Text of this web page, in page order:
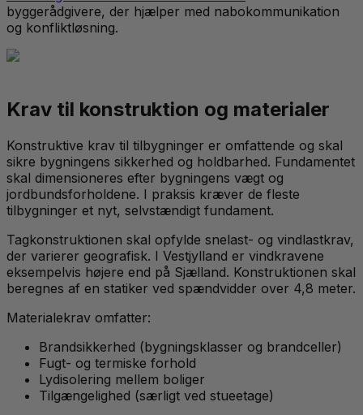
byggerådgivere, der hjælper med nabokommunikation
og konfliktløsning.
Krav til konstruktion og materialer
Konstruktive krav til tilbygninger er omfattende og skal
sikre bygningens sikkerhed og holdbarhed. Fundamentet
skal dimensioneres efter bygningens vægt og
jordbundsforholdene. I praksis kræver de fleste
tilbygninger et nyt, selvstændigt fundament.
Tagkonstruktionen skal opfylde snelast- og vindlastkrav,
der varierer geografisk. I Vestjylland er vindkravene
eksempelvis højere end på Sjælland. Konstruktionen skal
beregnes af en statiker ved spændvidder over 4,8 meter.
Materialekrav omfatter:
Brandsikkerhed (bygningsklasser og brandceller)
Fugt- og termiske forhold
Lydisolering mellem boliger
Tilgængelighed (særligt ved stueetage)